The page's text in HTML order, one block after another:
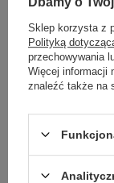
ecru
Sklep korzysta z
Polityką
przechowywania
Więcej informacji
znaleźć także na